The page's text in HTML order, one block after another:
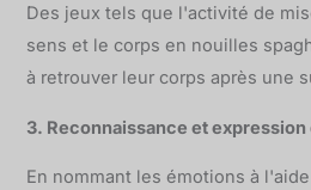
Des jeux tels que l'activité de
sens et le corps en nouilles
à retrouver leur corps après une
3. Reconnaissance et
En nommant les émotions à